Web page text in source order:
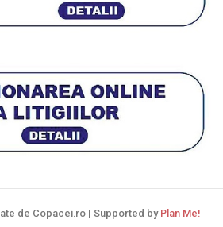
de Copacei.ro | Supported by Plan Me!